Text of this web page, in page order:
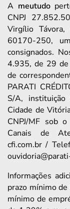
A meutudo
CNPJ
Virgílio Távora,
60170-250,
consignados.
4.935, de 29 de
de
PARATI
S/A, instituição
Cidade de
CNPJ/MF sob
Canais de
cfi.com.br /
Informações
prazo mínimo
mínimo de